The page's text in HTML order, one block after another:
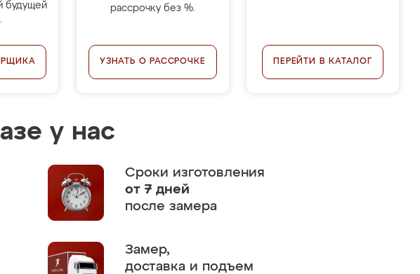
будущей
рассрочку без %.
УЗНАТЬ О РАССРОЧКЕ ПЕРЕЙТИ В КАТАЛОГ
у нас
Сроки изготовления
от 7 дней
после замера
Замер,
доставка и подъем